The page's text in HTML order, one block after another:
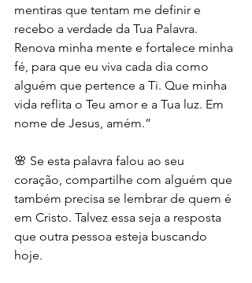
mentiras que tentam me definir e
recebo a verdade da Tua Palavra.
Renova minha mente e fortalece minha
fé, para que eu viva cada dia como
alguém que pertence a Ti. Que minha
vida reflita o Teu amor e a Tua luz. Em
nome de Jesus, amém.”
🌸 Se esta palavra falou ao seu
coração, compartilhe com alguém que
também precisa se lembrar de quem é
em Cristo. Talvez essa seja a resposta
que outra pessoa esteja buscando
hoje.